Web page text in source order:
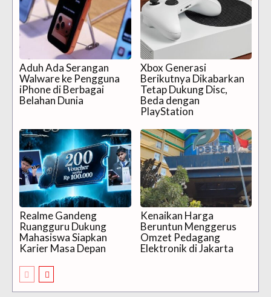
Aduh Ada Serangan
Walware ke Pengguna
iPhone di Berbagai
Belahan Dunia
Xbox Generasi
Berikutnya Dikabarkan
Tetap Dukung Disc,
Beda dengan
PlayStation
Realme Gandeng
Ruangguru Dukung
Mahasiswa Siapkan
Karier Masa Depan
Kenaikan Harga
Beruntun Menggerus
Omzet Pedagang
Elektronik di Jakarta